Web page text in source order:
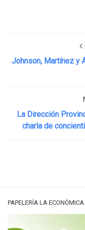
Johnson, Martínez y
La Dirección
charla de
PAPELERÍA LA ECONÓMICA